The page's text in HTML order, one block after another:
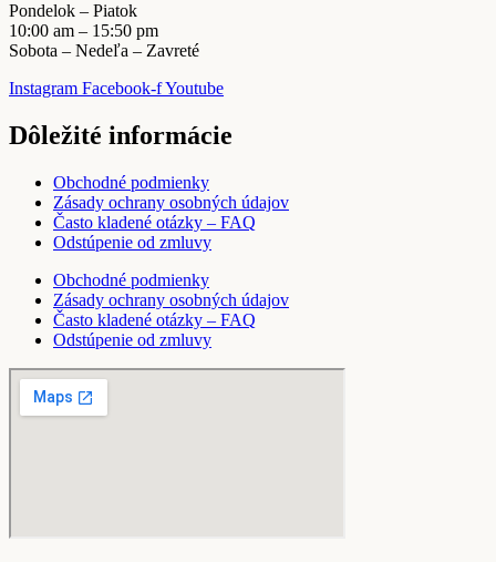
Pondelok – Piatok
10:00 am – 15:50 pm
Sobota – Nedeľa – Zavreté
Instagram Facebook-fYoutube
Dôležité informácie
Obchodné podmienky
Zásady ochrany osobných údajov
Často kladené otázky – FAQ
Odstúpenie od zmluvy
Obchodné podmienky
Zásady ochrany osobných údajov
Často kladené otázky – FAQ
Odstúpenie od zmluvy